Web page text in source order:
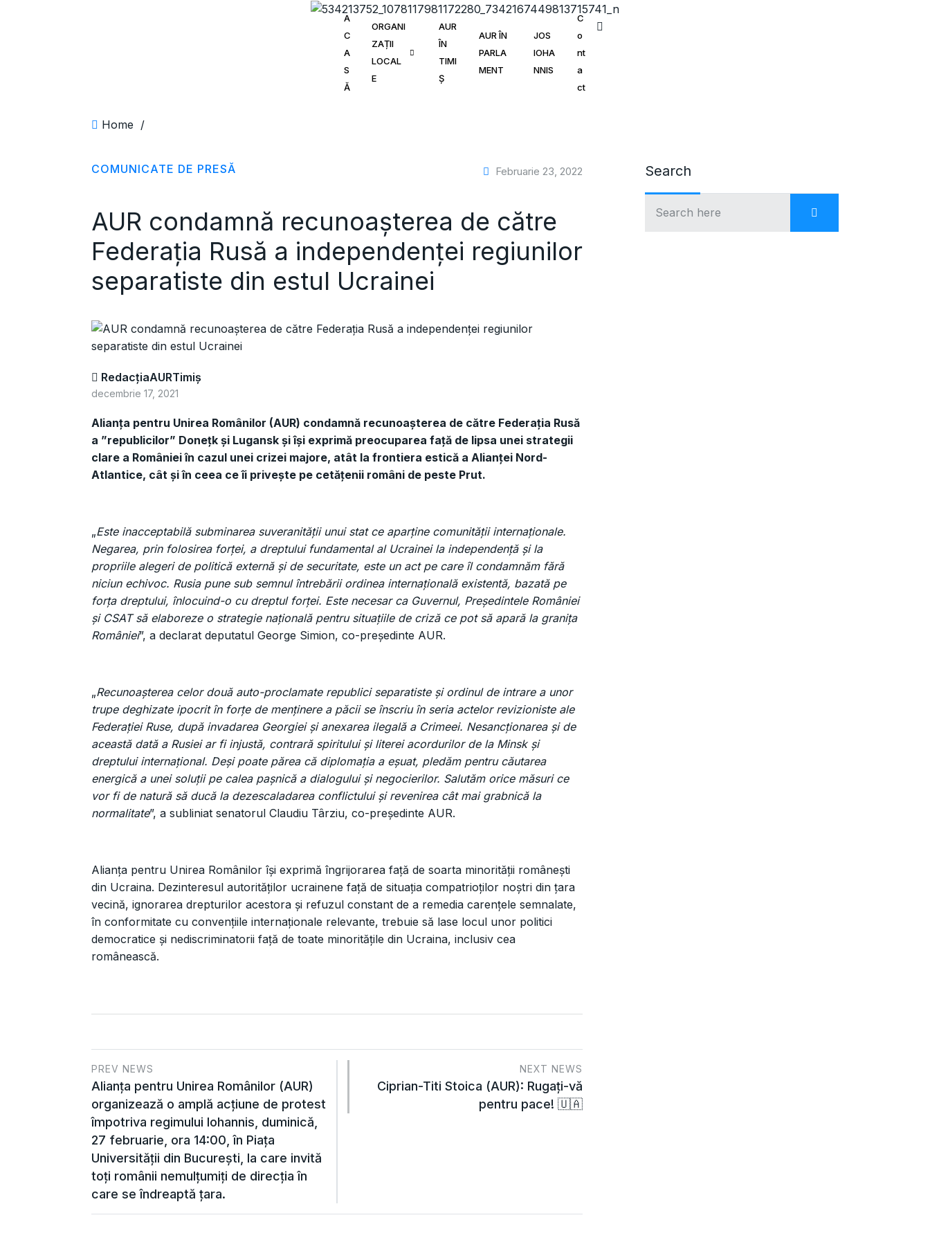
A
C
A
S
Ă
ORGANI
ZAȚII
LOCAL
E
AUR
ÎN
TIMI
Ș
AUR ÎN
PARLA
MENT
JOS
IOHA
NNIS
C
o
nt
a
ct
Home /
COMUNICATE DE PRESĂ Februarie 23, 2022
AUR condamnă recunoașterea de către
Federația Rusă a independenței regiunilor
separatiste din estul Ucrainei
RedacțiaAURTimiș
decembrie 17, 2021
Alianța pentru Unirea Românilor (AUR) condamnă recunoașterea de către Federația Rusă
a ”republicilor” Donețk și Lugansk și își exprimă preocuparea față de lipsa unei strategii
clare a României în cazul unei crizei majore, atât la frontiera estică a Alianței Nord-
Atlantice, cât și în ceea ce îi privește pe cetățenii români de peste Prut.
„Este inacceptabilă subminarea suveranității unui stat ce aparține comunității internaționale.
Negarea, prin folosirea forței, a dreptului fundamental al Ucrainei la independență și la
propriile alegeri de politică externă și de securitate, este un act pe care îl condamnăm fără
niciun echivoc. Rusia pune sub semnul întrebării ordinea internațională existentă, bazată pe
forța dreptului, înlocuind-o cu dreptul forței. Este necesar ca Guvernul, Președintele României
și CSAT să elaboreze o strategie națională pentru situațiile de criză ce pot să apară la granița
României”, a declarat deputatul George Simion, co-președinte AUR.
„Recunoașterea celor două auto-proclamate republici separatiste și ordinul de intrare a unor
trupe deghizate ipocrit în forțe de menținere a păcii se înscriu în seria actelor revizioniste ale
Federației Ruse, după invadarea Georgiei și anexarea ilegală a Crimeei. Nesancționarea și de
această dată a Rusiei ar fi injustă, contrară spiritului și literei acordurilor de la Minsk și
dreptului internațional. Deși poate părea că diplomația a eșuat, pledăm pentru căutarea
energică a unei soluții pe calea pașnică a dialogului și negocierilor. Salutăm orice măsuri ce
vor fi de natură să ducă la dezescaladarea conflictului și revenirea cât mai grabnică la
normalitate”, a subliniat senatorul Claudiu Târziu, co-președinte AUR.
Alianța pentru Unirea Românilor își exprimă îngrijorarea față de soarta minorității românești
din Ucraina. Dezinteresul autorităților ucrainene față de situația compatrioților noștri din țara
vecină, ignorarea drepturilor acestora și refuzul constant de a remedia carențele semnalate,
în conformitate cu convențiile internaționale relevante, trebuie să lase locul unor politici
democratice și nediscriminatorii față de toate minoritățile din Ucraina, inclusiv cea
românească.
PREV NEWS
Alianța pentru Unirea Românilor (AUR)
organizează o amplă acțiune de protest
împotriva regimului Iohannis, duminică,
27 februarie, ora 14:00, în Piața
Universității din București, la care invită
toți românii nemulțumiți de direcția în
care se îndreaptă țara.
NEXT NEWS
Ciprian-Titi Stoica (AUR): Rugați-vă
pentru pace! 🇺🇦
Search